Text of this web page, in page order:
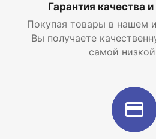
Гарантия качества
Покупая товары в нашем
Вы получаете
самой